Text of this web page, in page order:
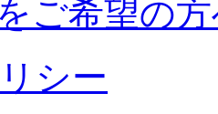
ご希望の
シー